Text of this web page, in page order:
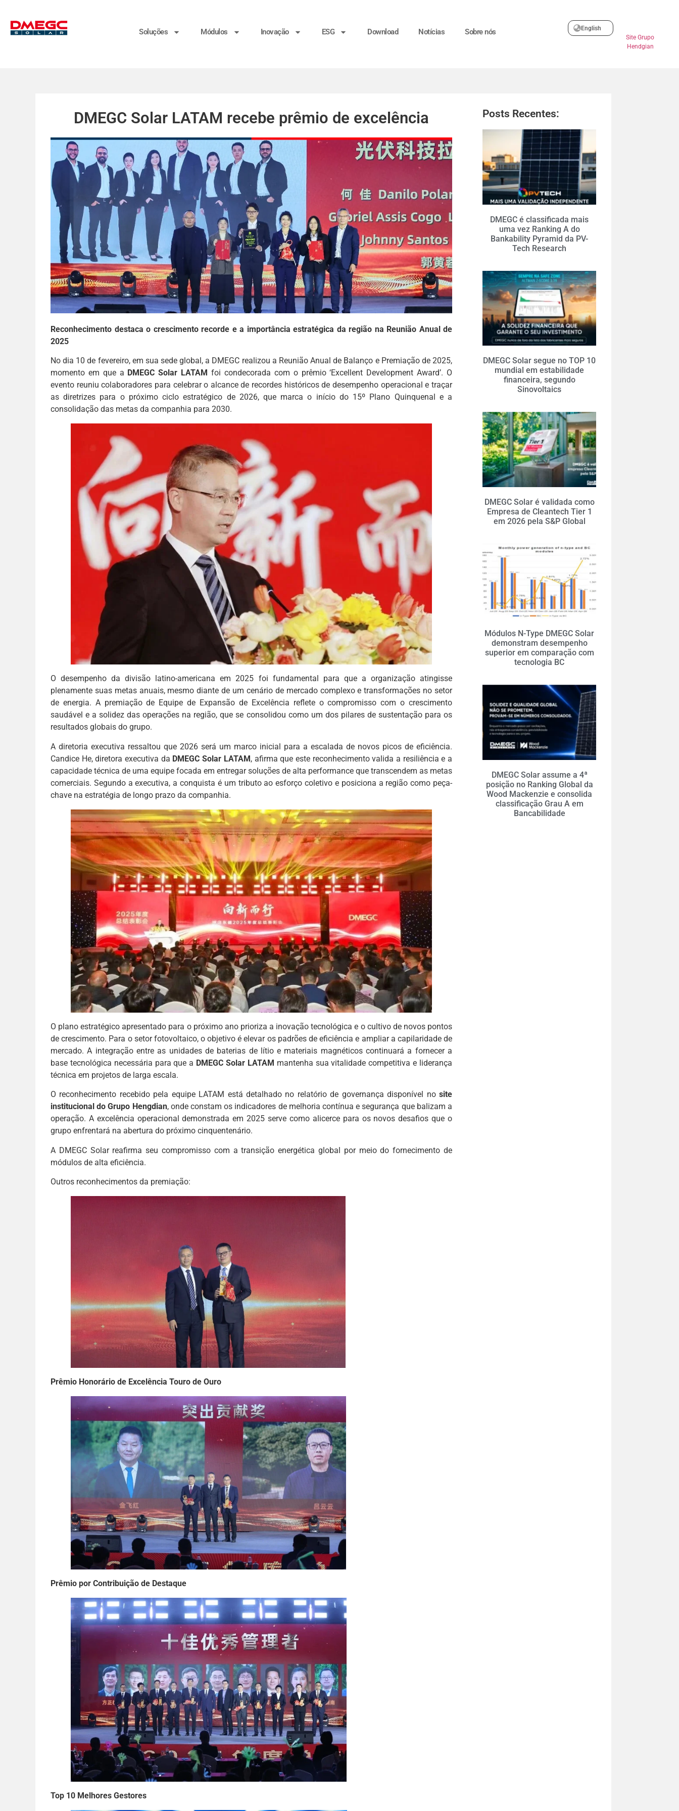
Soluções Módulos Inovação ESG Download Notícias Sobre nós
English
Site Grupo
Hendgian
DMEGC Solar LATAM recebe prêmio de excelência
Reconhecimento destaca o crescimento recorde e a importância estratégica da região na Reunião Anual de
2025
No dia 10 de fevereiro, em sua sede global, a DMEGC realizou a Reunião Anual de Balanço e Premiação de 2025,
momento em que a DMEGC Solar LATAM foi condecorada com o prêmio ‘Excellent Development Award’. O
evento reuniu colaboradores para celebrar o alcance de recordes históricos de desempenho operacional e traçar
as diretrizes para o próximo ciclo estratégico de 2026, que marca o início do 15º Plano Quinquenal e a
consolidação das metas da companhia para 2030.
O desempenho da divisão latino-americana em 2025 foi fundamental para que a organização atingisse
plenamente suas metas anuais, mesmo diante de um cenário de mercado complexo e transformações no setor
de energia. A premiação de Equipe de Expansão de Excelência reflete o compromisso com o crescimento
saudável e a solidez das operações na região, que se consolidou como um dos pilares de sustentação para os
resultados globais do grupo.
A diretoria executiva ressaltou que 2026 será um marco inicial para a escalada de novos picos de eficiência.
Candice He, diretora executiva da DMEGC Solar LATAM, afirma que este reconhecimento valida a resiliência e a
capacidade técnica de uma equipe focada em entregar soluções de alta performance que transcendem as metas
comerciais. Segundo a executiva, a conquista é um tributo ao esforço coletivo e posiciona a região como peça-
chave na estratégia de longo prazo da companhia.
O plano estratégico apresentado para o próximo ano prioriza a inovação tecnológica e o cultivo de novos pontos
de crescimento. Para o setor fotovoltaico, o objetivo é elevar os padrões de eficiência e ampliar a capilaridade de
mercado. A integração entre as unidades de baterias de lítio e materiais magnéticos continuará a fornecer a
base tecnológica necessária para que a DMEGC Solar LATAM mantenha sua vitalidade competitiva e liderança
técnica em projetos de larga escala.
O reconhecimento recebido pela equipe LATAM está detalhado no relatório de governança disponível no site
institucional do Grupo Hengdian, onde constam os indicadores de melhoria contínua e segurança que balizam a
operação. A excelência operacional demonstrada em 2025 serve como alicerce para os novos desafios que o
grupo enfrentará na abertura do próximo cinquentenário.
A DMEGC Solar reafirma seu compromisso com a transição energética global por meio do fornecimento de
módulos de alta eficiência.
Outros reconhecimentos da premiação:
Prêmio Honorário de Excelência Touro de Ouro
Prêmio por Contribuição de Destaque
Top 10 Melhores Gestores
Posts Recentes:
DMEGC é classificada mais
uma vez Ranking A do
Bankability Pyramid da PV-
Tech Research
DMEGC Solar segue no TOP 10
mundial em estabilidade
financeira, segundo
Sinovoltaics
DMEGC Solar é validada como
Empresa de Cleantech Tier 1
em 2026 pela S&P Global
Módulos N-Type DMEGC Solar
demonstram desempenho
superior em comparação com
tecnologia BC
DMEGC Solar assume a 4ª
posição no Ranking Global da
Wood Mackenzie e consolida
classificação Grau A em
Bancabilidade